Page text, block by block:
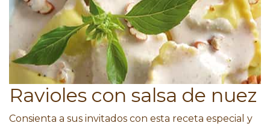
Ravioles con salsa de nuez
Consienta a sus invitados con esta receta especial y